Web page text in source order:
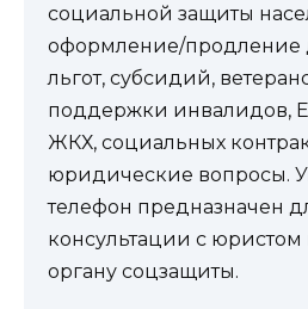
социальной защиты
оформление/продление
льгот, субсидий,
поддержки инвалидов,
ЖКХ, социальных
юридические вопросы.
телефон предназначен
консультации с юристом
органу соцзащиты.